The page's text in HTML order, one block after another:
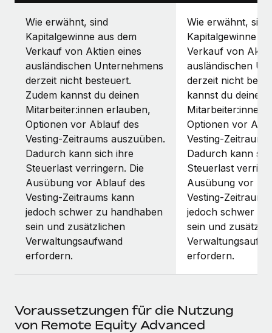
Wie erwähnt, sind
Kapitalgewinne aus dem
Verkauf von Aktien eines
ausländischen Unternehmens
derzeit nicht besteuert.
Zudem kannst du deinen
Mitarbeiter:innen erlauben,
Optionen vor Ablauf des
Vesting-Zeitraums auszuüben.
Dadurch kann sich ihre
Steuerlast verringern. Die
Ausübung vor Ablauf des
Vesting-Zeitraums kann
jedoch schwer zu handhaben
sein und zusätzlichen
Verwaltungsaufwand
erfordern.
Wie erwähnt, sind
Kapitalgewinne
Verkauf von
ausländischen
derzeit nicht
kannst du deinen
Mitarbeiter:innen
Optionen vor
Vesting-
Dadurch kann
Steuerlast
Ausübung vor
Vesting-
jedoch schwer zu
sein und
erfordern.
Voraussetzungen für die Nutzung
von Remote Equity Advanced